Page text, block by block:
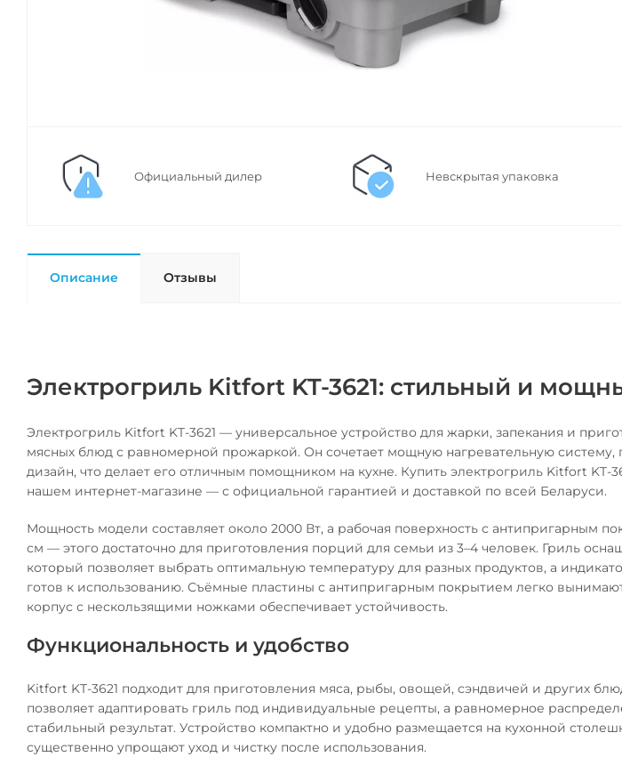
Официальный дилер Невскрытая упаковка
Описание Отзывы
Электрогриль Kitfort KT-3621: стильный и
Электрогриль Kitfort KT-3621 — универсальное устройство для жарки, запекания и
мясных блюд с равномерной прожаркой. Он сочетает мощную нагревательную систему,
дизайн, что делает его отличным помощником на кухне. Купить электрогриль Kitfort KT-
нашем интернет-магазине — с официальной гарантией и доставкой по всей Беларуси.
Мощность модели составляет около 2000 Вт, а рабочая поверхность с антипригарным
см — этого достаточно для приготовления порций для семьи из 3–4 человек. Гриль
который позволяет выбрать оптимальную температуру для разных продуктов, а
готов к использованию. Съёмные пластины с антипригарным покрытием легко
корпус с нескользящими ножками обеспечивает устойчивость.
Функциональность и удобство
Kitfort KT-3621 подходит для приготовления мяса, рыбы, овощей, сэндвичей и других
позволяет адаптировать гриль под индивидуальные рецепты, а равномерное
стабильный результат. Устройство компактно и удобно размещается на кухонной
существенно упрощают уход и чистку после использования.